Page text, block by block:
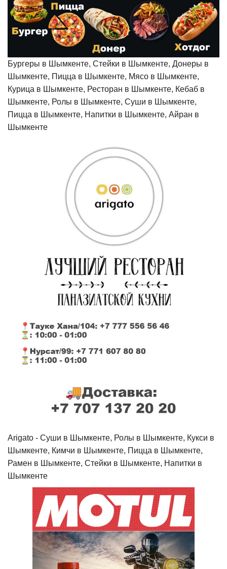
Бургеры в Шымкенте, Стейки в Шымкенте, Донеры в
Шымкенте, Пицца в Шымкенте, Мясо в Шымкенте,
Курица в Шымкенте, Ресторан в Шымкенте, Кебаб в
Шымкенте, Ролы в Шымкенте, Суши в Шымкенте,
Пицца в Шымкенте, Напитки в Шымкенте, Айран в
Шымкенте
Arigato - Cуши в Шымкенте, Ролы в Шымкенте, Кукси в
Шымкенте, Кимчи в Шымкенте, Пицца в Шымкенте,
Рамен в Шымкенте, Стейки в Шымкенте, Напитки в
Шымкенте